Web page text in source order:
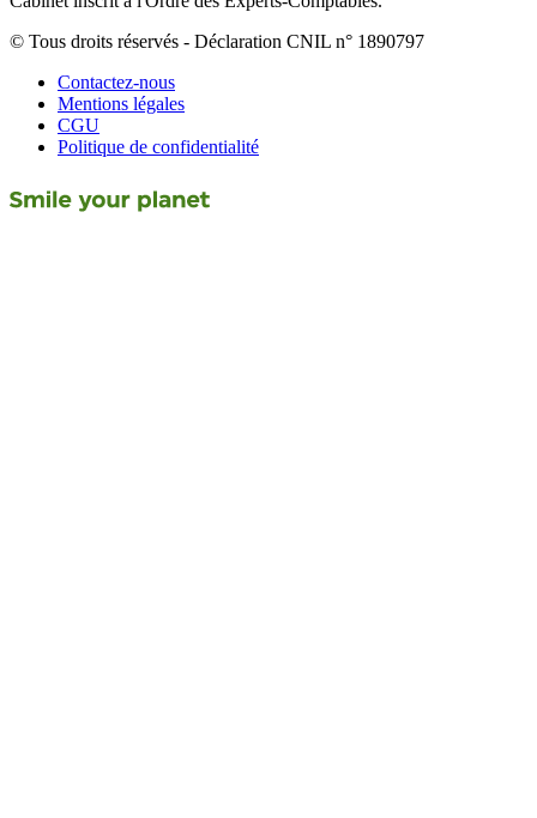
© Tous droits réservés - Déclaration CNIL n° 1890797
Contactez-nous
Mentions légales
CGU
Politique de confidentialité